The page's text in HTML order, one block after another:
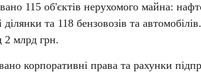
115 об'єктів нерухомого майна:
ділянки та 118 бензовозів та
2 млрд грн.
корпоративні права та рахунки